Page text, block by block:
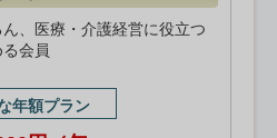
、医療・介護経営に役立つ
会員
年額プラン